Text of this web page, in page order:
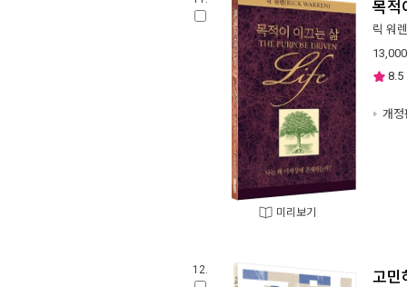
미리보기
목적
릭 워렌
13,000
8.5
개정
12. 고민